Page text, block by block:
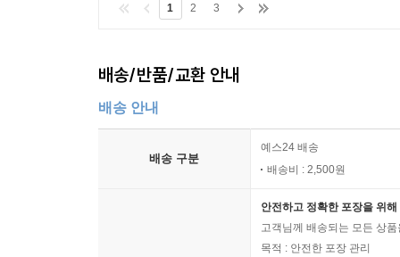
1 2 3
배송/반품/교환 안내
배송 안내
배송 구분
예스24 배송
배송비 : 2,500원
안전하고 정확한 포장을 위
고객님께 배송되는 모든 상
목적 : 안전한 포장 관리